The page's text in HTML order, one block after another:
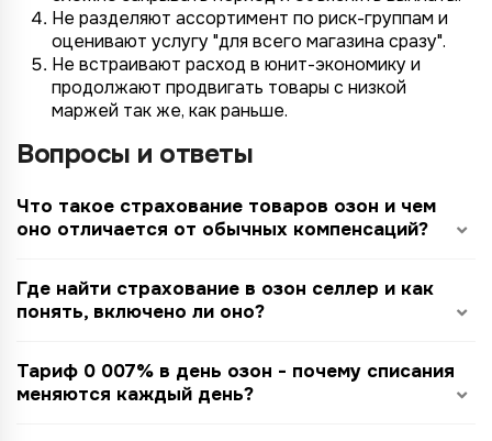
Не разделяют ассортимент по риск-группам и
оценивают услугу "для всего магазина сразу".
Не встраивают расход в юнит-экономику и
продолжают продвигать товары с низкой
маржей так же, как раньше.
Вопросы и ответы
Что такое страхование товаров озон и чем
оно отличается от обычных компенсаций?
Где найти страхование в озон селлер и как
понять, включено ли оно?
Тариф 0 007% в день озон - почему списания
меняются каждый день?